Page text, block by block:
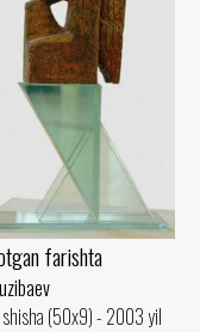
farishta
shisha (50x9) - 2003 yil